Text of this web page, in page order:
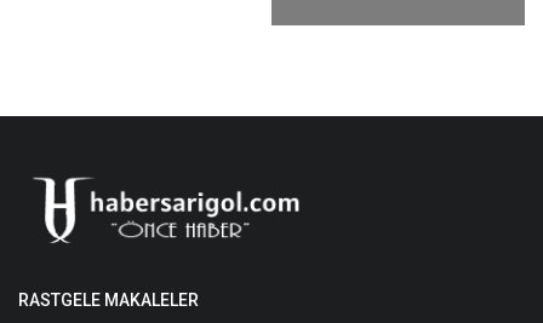
RASTGELE MAKALELER